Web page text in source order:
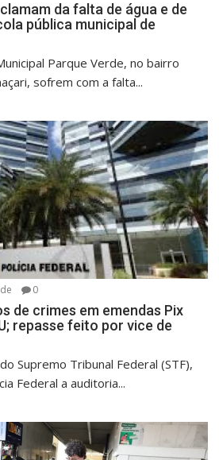
da falta de água e de
pública municipal de
Parque Verde, no bairro
sofrem com a falta...
0
de crimes em emendas Pix
repasse feito por vice de
Supremo Tribunal Federal (STF),
Federal a auditoria...